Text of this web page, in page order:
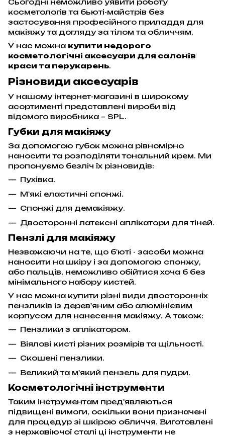
Сьогодні неможливо уявити роботу
косметологів та бьюті-майстрів без
застосування професійного приладдя для
макіяжу та догляду за тілом та обличчям.
У нас можна купити недорого
косметологічні аксесуари для салонів
краси та перукарень.
Різновиди аксесуарів
У нашому інтернет-магазині в широкому
асортименті представлені вироби від
відомого виробника – SPL.
Губки для макіяжу
За допомогою губок можна рівномірно
наносити та розподіляти тональний крем. Ми
пропонуємо безліч їх різновидів:
Пухівка.
М'які еластичні спонжі.
Спонжі для демакіяжу.
Двосторонні латексні аплікатори для тіней.
Пензлі для макіяжу
Незважаючи на те, що б'юті - засоби можна
наносити на шкіру і за допомогою спонжу,
або пальців, неможливо обійтися хоча б без
мінімального набору кистей.
У нас можна купити різні види двосторонніх
пензликів із дерев'яним або алюмінієвим
корпусом для нанесення макіяжу. А також:
Пензлики з аплікатором.
Віялові кисті різних розмірів та щільності.
Скошені пензлики.
Великий та м'який пензель для пудри.
Косметологічні інструменти
Таким інструментам пред'являються
підвищені вимоги, оскільки вони призначені
для процедур зі шкірою обличчя. Виготовлені
з нержавіючої сталі ці інструменти не